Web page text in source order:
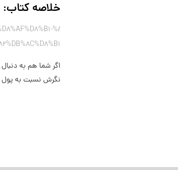
خلاصه کتاب:
اگر شما هم به
نگرش نسبت به پول